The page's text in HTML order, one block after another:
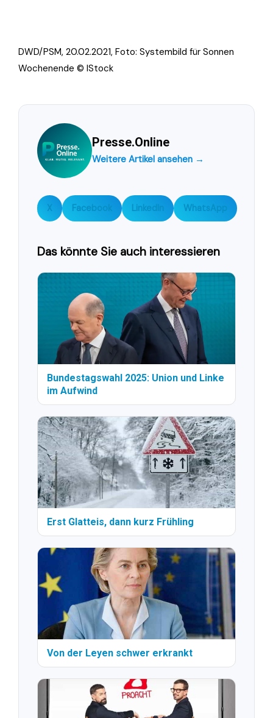
DWD/PSM, 20.02.2021, Foto: Systembild für Sonnen
Wochenende © IStock
Presse.Online
Weitere Artikel ansehen →
X Facebook LinkedIn WhatsApp
Das könnte Sie auch interessieren
Bundestagswahl 2025: Union und Linke
im Aufwind
Erst Glatteis, dann kurz Frühling
Von der Leyen schwer erkrankt